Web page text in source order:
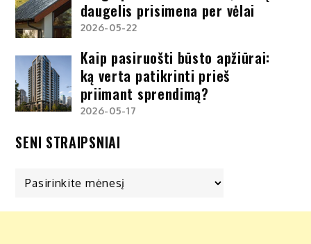
daugelis prisimena per vėlai
2026-05-22
Kaip pasiruošti būsto apžiūrai:
ką verta patikrinti prieš
priimant sprendimą?
2026-05-17
SENI STRAIPSNIAI